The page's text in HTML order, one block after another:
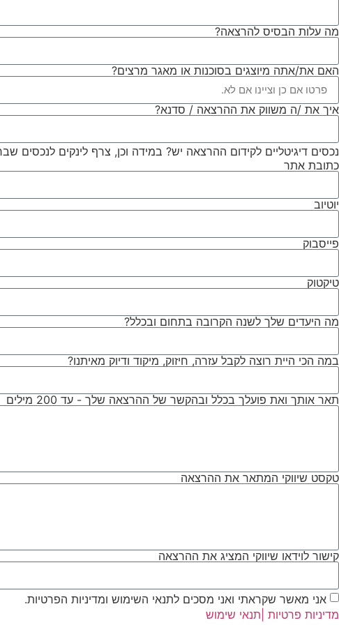
מה עלות הבסיס להרצאה?
האם את/אתה מיוצגים בסוכנות או מאגר מרצים?
איך את /ה משווק את ההרצאה / סדנא?
נכסים דיגיטליים לקידום ההרצאה יש? במידה וכן, צרף לינקים לנכסים
כתובת אתר
יוטיוב
פייסבוק
טיקטוק
מה היעדים שלך לשנה הקרובה בתחום ובכלל?
במה הכי היית רוצה לקבל עזרה, חיזוק, מיקוד ודיוק מאיתנו?
תאר אותך ואת פועלך בכלל ובהקשר של ההרצאה שלך - עד 200 מילים
טקסט שיווקי המתאר את ההרצאה
קישור לוידאו שיווקי המציג את ההרצאה
אני מאשר שקראתי ואני מסכים לתנאי השימוש ומדיניות הפרטיות.
מדיניות פרטיות | תנאי שימוש